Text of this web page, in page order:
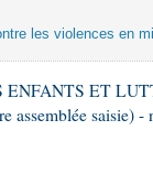
les violences en
ENFANTS ET
saisie) -